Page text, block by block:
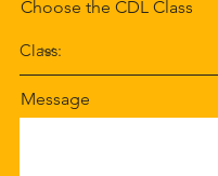
Choose the CDL Class
Message